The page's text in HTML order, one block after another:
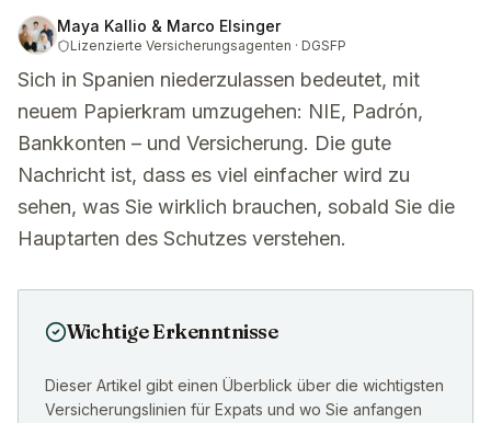
Maya Kallio & Marco Elsinger
Lizenzierte Versicherungsagenten · DGSFP
Sich in Spanien niederzulassen bedeutet, mit
neuem Papierkram umzugehen: NIE, Padrón,
Bankkonten – und Versicherung. Die gute
Nachricht ist, dass es viel einfacher wird zu
sehen, was Sie wirklich brauchen, sobald Sie die
Hauptarten des Schutzes verstehen.
Wichtige Erkenntnisse
Dieser Artikel gibt einen Überblick über die wichtigsten
Versicherungslinien für Expats und wo Sie anfangen